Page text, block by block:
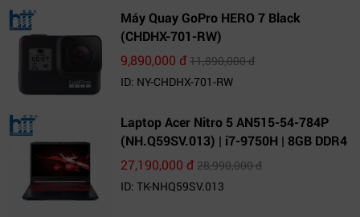
Máy Quay GoPro HERO 7 Black
(CHDHX-701-RW)
9,890,000 đ11,890,000 đ
ID: NY-CHDHX-701-RW
Laptop Acer Nitro 5 AN515-54-784P
(NH.Q59SV.013) | i7-9750H | 8GB DDR4
| 1TB HDD | GeForce GTX 1650 4GB |
27,190,000 đ28,990,000 đ
ID: TK-NHQ59SV.013